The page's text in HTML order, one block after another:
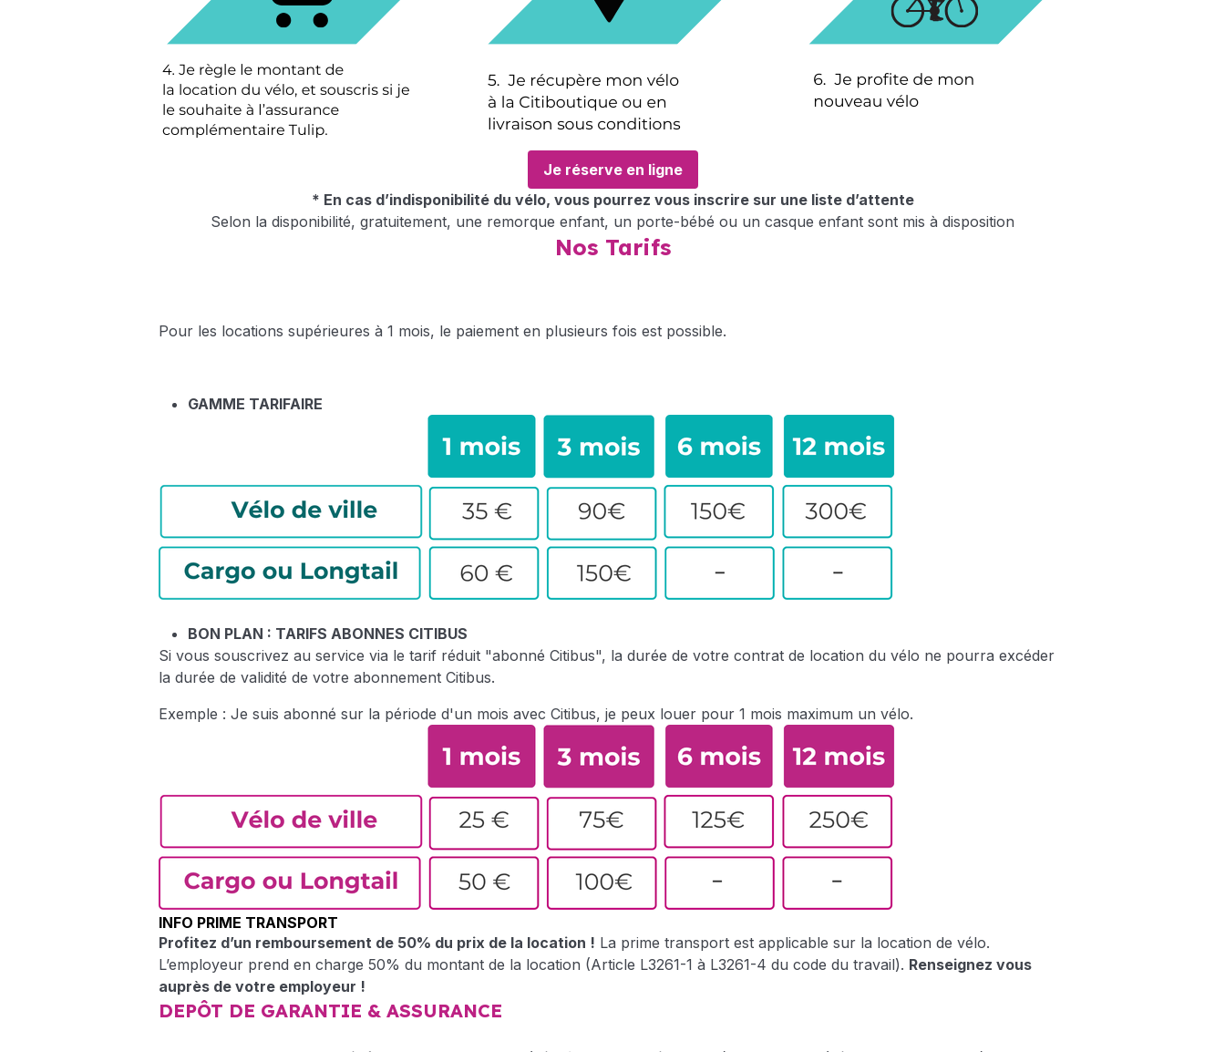
Je réserve en ligne
* En cas d’indisponibilité du vélo, vous pourrez vous inscrire sur une liste d’attente
Selon la disponibilité, gratuitement, une remorque enfant, un porte-bébé ou un casque enfant sont mis à disposition
Nos Tarifs
Pour les locations supérieures à 1 mois, le paiement en plusieurs fois est possible.
GAMME TARIFAIRE
BON PLAN : TARIFS ABONNES CITIBUS
Si vous souscrivez au service via le tarif réduit "abonné Citibus", la durée de votre contrat de location du vélo ne pourra excéder
la durée de validité de votre abonnement Citibus.
Exemple : Je suis abonné sur la période d'un mois avec Citibus, je peux louer pour 1 mois maximum un vélo.
INFO PRIME TRANSPORT
Profitez d’un remboursement de 50% du prix de la location ! La prime transport est applicable sur la location de vélo.
L’employeur prend en charge 50% du montant de la location (Article L3261-1 à L3261-4 du code du travail). Renseignez vous
auprès de votre employeur !
DEPÔT DE GARANTIE & ASSURANCE